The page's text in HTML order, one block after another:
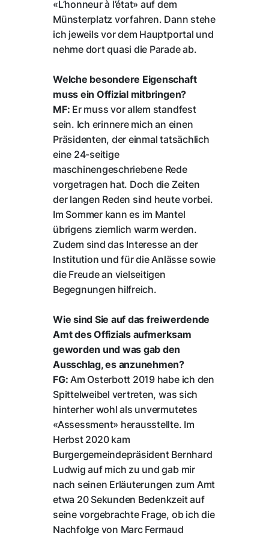
«L’honneur à l’état» auf dem
Münsterplatz vorfahren. Dann stehe
ich jeweils vor dem Hauptportal und
nehme dort quasi die Parade ab.
Welche besondere Eigenschaft
muss ein Offizial mitbringen?
MF: Er muss vor allem standfest
sein. Ich erinnere mich an einen
Präsidenten, der einmal tatsächlich
eine 24-seitige
maschinengeschriebene Rede
vorgetragen hat. Doch die Zeiten
der langen Reden sind heute vorbei.
Im Sommer kann es im Mantel
übrigens ziemlich warm werden.
Zudem sind das Interesse an der
Institution und für die Anlässe sowie
die Freude an vielseitigen
Begegnungen hilfreich.
Wie sind Sie auf das freiwerdende
Amt des Offizials aufmerksam
geworden und was gab den
Ausschlag, es anzunehmen?
FG: Am Osterbott 2019 habe ich den
Spittelweibel vertreten, was sich
hinterher wohl als unvermutetes
«Assessment» herausstellte. Im
Herbst 2020 kam
Burgergemeindepräsident Bernhard
Ludwig auf mich zu und gab mir
nach seinen Erläuterungen zum Amt
etwa 20 Sekunden Bedenkzeit auf
seine vorgebrachte Frage, ob ich die
Nachfolge von Marc Fermaud